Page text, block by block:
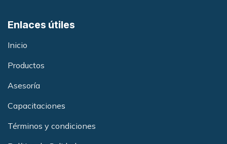
Enlaces útiles
Inicio
Productos
Asesoría
Capacitaciones
Términos y condiciones